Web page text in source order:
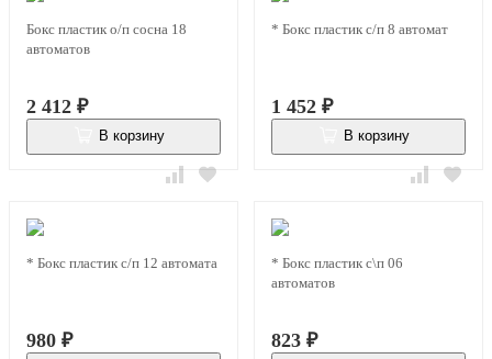
Бокс пластик о/п сосна 18
автоматов
2 412 ₽
В корзину
* Бокс пластик с/п 8 автомат
1 452 ₽
В корзину
* Бокс пластик с/п 12 автомата
980 ₽
* Бокс пластик с\п 06
автоматов
823 ₽